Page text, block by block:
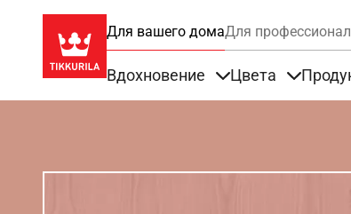
Для вашего домаДля
Вдохновение Цвета